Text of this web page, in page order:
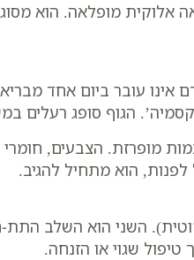
אלוקית מופלאה. הוא
אינו עובר ביום אחד
הגוף סופג רעלים
מופרזת. הצבעים,
לפנות, הוא מתחיל להגיב.
השני הוא השלב התת-
שגוי או הזנחה.